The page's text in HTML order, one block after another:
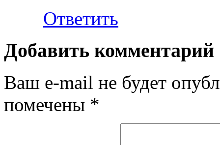
Ответить
Добавить комментарий
Ваш e-mail не будет
помечены *